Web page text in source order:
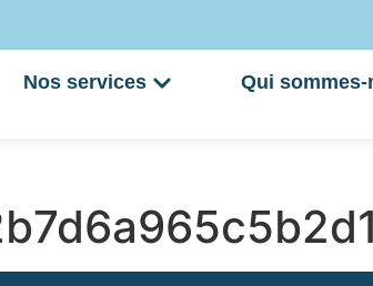
Nos services Qui sommes-